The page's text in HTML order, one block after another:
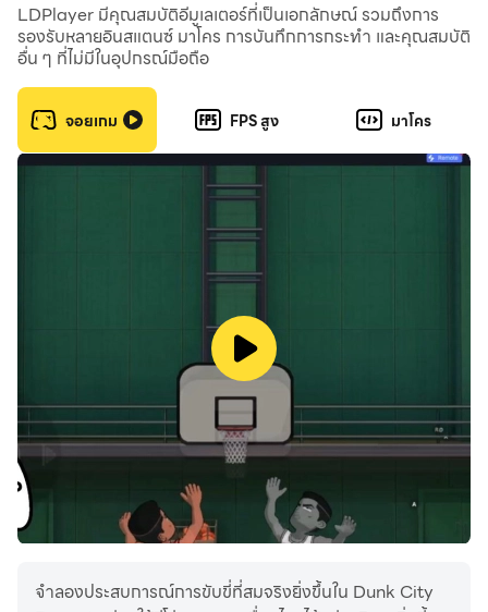
ดาวน์โหลดและติดตั้งLDPlayer เวอร์ชันล่าสุด (แนะนำ
LDPlayer 9)
ค้นหา “Dunk City Dynasty” บน LD Store หรือ Google
Play ภายในโปรแกรม
ติดตั้งเกม และเข้าสู่ระบบบัญชีเกมของคุณ
เริ่มสร้างทีมบาสของคุณ และก้าวขึ้นเป็นตำนานแห่ง
หากคุณชอบเกมบาสที่ทั้งมันส์ สไตล์จัดจ้าน และเน้นการ
Dunk City Dynasty บน PC ผ่าน LDPlayer
คือทางเลือกที่ตอบโจทย์ที่สุด ทั้งการควบคุมระดับโปร ภาพ
คมชัด และความเสถียรในการเล่นต่อเนื่อง LDPlayer จะพา
คุณขึ้นสู่จุดสูงสุดของเกมสตรีทบาสในแบบที่คุณเป็น
LDPlayer มีคุณสมบัติอีมูเลเตอร์ที่เป็นเอกลักษณ์ รวมถึงการ
รองรับหลายอินสแตนซ์ มาโคร การบันทึกการกระทำ และคุณสมบัติ
อื่น ๆ ที่ไม่มีในอุปกรณ์มือถือ
จอยเกม FPS สูง มาโคร
จำลองประสบการณ์การขับขี่ที่สมจริงยิ่งขึ้นใน Dunk City